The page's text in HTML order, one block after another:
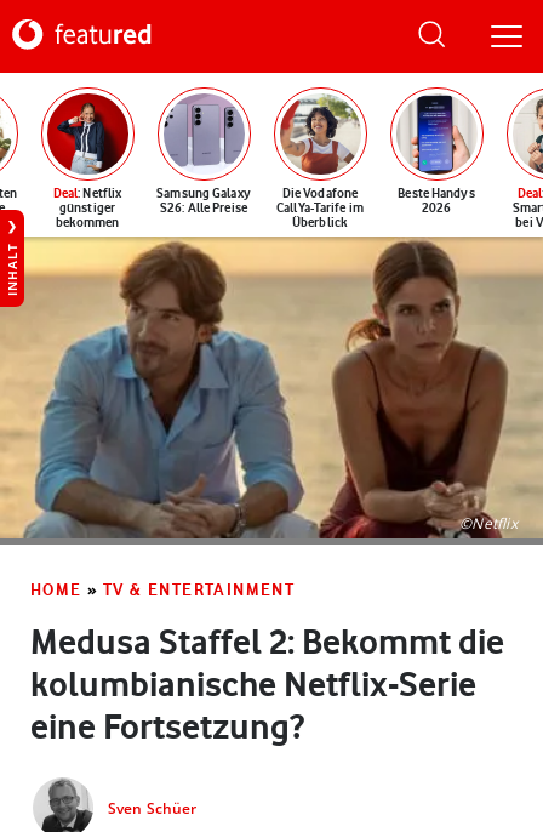
Deal: Netflix
günstiger
bekommen
Samsung Galaxy
S26: Alle Preise
Die Vodafone
CallYa-Tarife im
Überblick
Beste Handys
2026
Deal
bei
INHALT
©Netflix
HOME » TV & ENTERTAINMENT
Medusa Staffel 2: Bekommt die
kolumbianische Netflix-Serie
eine Fortsetzung?
Sven Schüer